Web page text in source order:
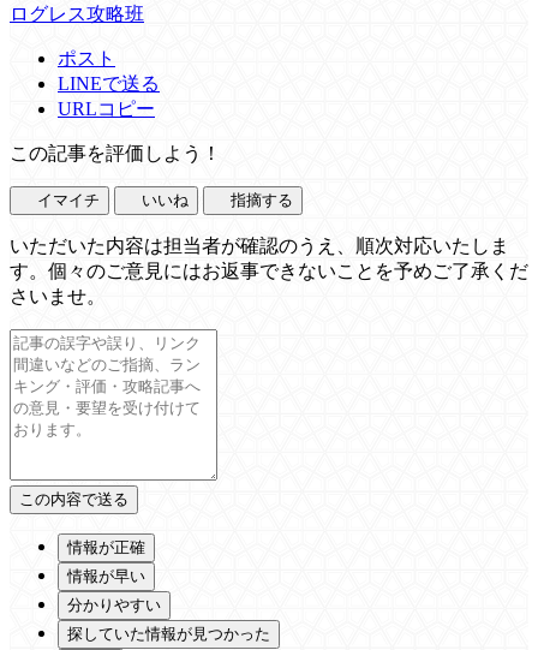
ログレス攻略班
ポスト
LINEで送る
URLコピー
この記事を評価しよう！
イマイチ いいね 指摘する
いただいた内容は担当者が確認のうえ、順次対応いたしま
す。個々のご意見にはお返事できないことを予めご了承くだ
さいませ。
情報が正確
情報が早い
分かりやすい
探していた情報が見つかった